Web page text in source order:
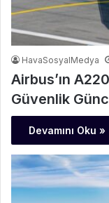
HavaSosyalMedya
Airbus’ın
Güvenlik
Devamını Oku »